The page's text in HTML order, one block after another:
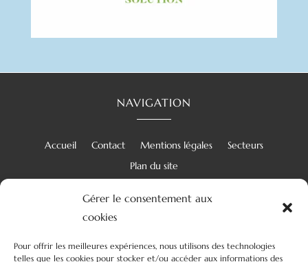
Gérer le consentement aux
cookies
Pour offrir les meilleures expériences, nous utilisons des technologies
telles que les cookies pour stocker et/ou accéder aux informations des
NAVIGATION
Accueil Contact Mentions légales
Secteurs
Plan du site